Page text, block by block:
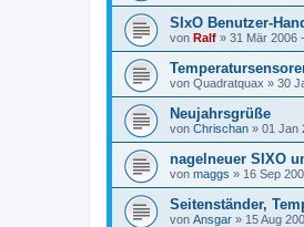
SIxO Benutzer-
von Ralf » 31 Mär 2006
von Quadratquax » 30
Neujahrsgrüße
von Chrischan » 01 Jan
nagelneuer SIXO
von maggs » 16 Sep
Seitenständer,
von Ansgar » 15 Aug